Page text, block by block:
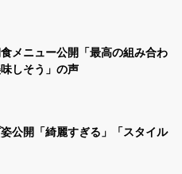
メニュー公開「最高の組み合わ
しそう」の声
公開「綺麗すぎる」「スタイル